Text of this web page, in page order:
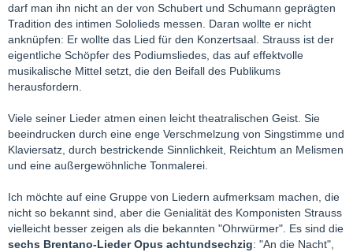
darf man ihn nicht an der von Schubert und Schumann geprägten
Tradition des intimen Sololieds messen. Daran wollte er nicht
anknüpfen: Er wollte das Lied für den Konzertsaal. Strauss ist der
eigentliche Schöpfer des Podiumsliedes, das auf effektvolle
musikalische Mittel setzt, die den Beifall des Publikums
herausfordern.
Viele seiner Lieder atmen einen leicht theatralischen Geist. Sie
beeindrucken durch eine enge Verschmelzung von Singstimme und
Klaviersatz, durch bestrickende Sinnlichkeit, Reichtum an Melismen
und eine außergewöhnliche Tonmalerei.
Ich möchte auf eine Gruppe von Liedern aufmerksam machen, die
nicht so bekannt sind, aber die Genialität des Komponisten Strauss
vielleicht besser zeigen als die bekannten "Ohrwürmer". Es sind die
sechs Brentano-Lieder Opus achtundsechzig: "An die Nacht",